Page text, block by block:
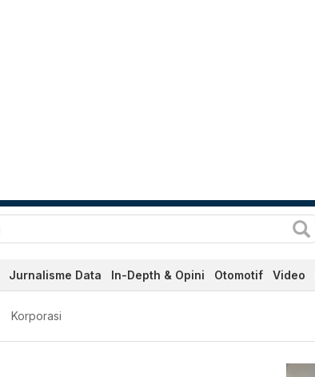
Jurnalisme Data In-Depth & Opini Otomotif Video
Korporasi